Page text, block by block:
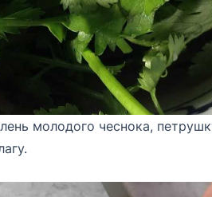
молодого чеснока,